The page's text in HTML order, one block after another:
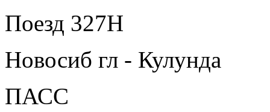
Поезд 327Н
Новосиб гл - Кулунда
ПАСС